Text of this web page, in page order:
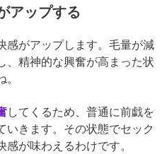
アップする
感がアップします。毛量が減
、精神的な興奮が高まった状
してくるため、普通に前戯を
きます。その状態でセック
が味わえるわけです。